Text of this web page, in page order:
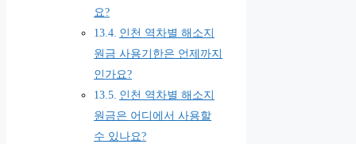
요?
인천 역차별 해소지
원금 사용기한은 언제까지
인가요?
인천 역차별 해소지
원금은 어디에서 사용할
수 있나요?